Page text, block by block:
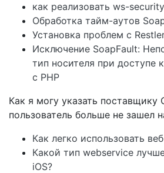
как реализовать ws-
Обработка тайм-аутов
Установка проблем с
Исключение SoapFault:
тип носителя при доступе
с PHP
Как я могу указать поставщику
пользователь больше не зашел
Как легко использовать
Какой тип webservice
iOS?